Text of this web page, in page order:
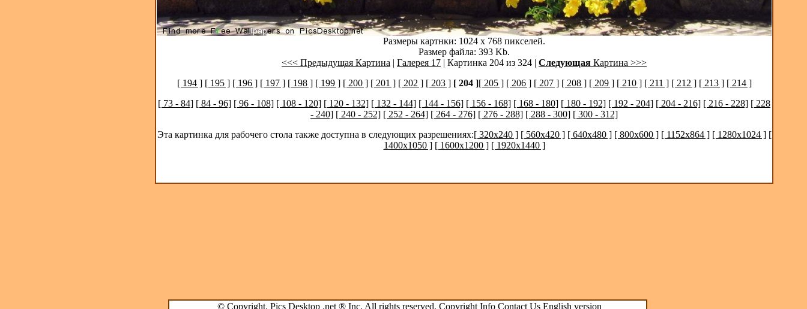
Размеры картнки: 1024 x 768 пикселей.
Размер файла: 393 Kb.
<<< Предыдущая Картина | Галерея 17 | Картинка 204 из 324 | Следующая Картина >>>
[ 194 ] [ 195 ] [ 196 ] [ 197 ] [ 198 ] [ 199 ] [ 200 ] [ 201 ] [ 202 ] [ 203 ] [ 204 ][ 205 ] [ 206 ] [ 207 ] [ 208 ] [ 209 ] [ 210 ] [ 211 ] [ 212 ] [ 213 ] [ 214 ]
[ 73 - 84] [ 84 - 96] [ 96 - 108] [ 108 - 120] [ 120 - 132] [ 132 - 144] [ 144 - 156] [ 156 - 168] [ 168 - 180] [ 180 - 192] [ 192 - 204] [ 204 - 216] [ 216 - 228] [ 228
- 240] [ 240 - 252] [ 252 - 264] [ 264 - 276] [ 276 - 288] [ 288 - 300] [ 300 - 312]
Эта картинка для рабочего стола также доступна в следующих разрешениях:[ 320x240 ] [ 560x420 ] [ 640x480 ] [ 800x600 ] [ 1152x864 ] [ 1280x1024 ] [
1400x1050 ] [ 1600x1200 ] [ 1920x1440 ]
© Copyright. Pics Desktop .net ® Inc. All rights reserved. Copyright Info Contact Us English version